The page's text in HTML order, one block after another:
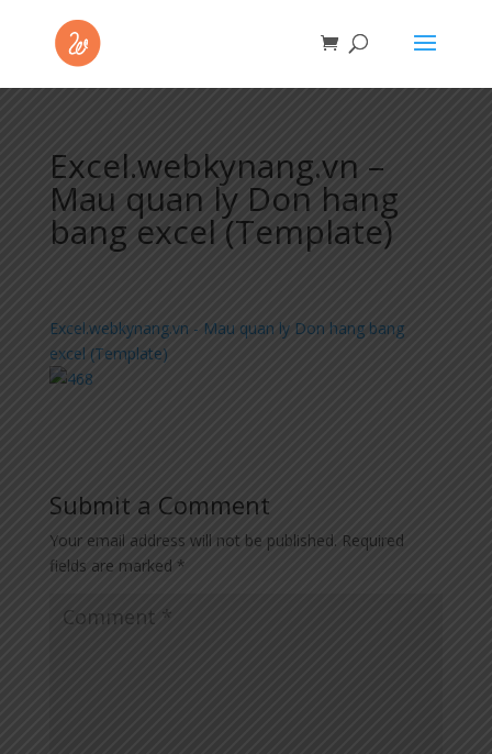
Excel.webkynang.vn –
Mau quan ly Don hang
bang excel (Template)
Excel.webkynang.vn - Mau quan ly Don hang bang
excel (Template)
Submit a Comment
Your email address will not be published. Required
fields are marked *